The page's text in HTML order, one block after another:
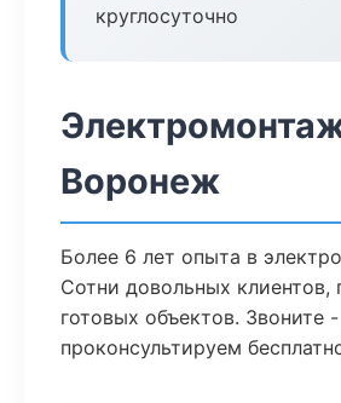
круглосуточно
Воронеж
Более 6 лет опыта в
Сотни довольных клиентов,
готовых объектов. Звоните -
проконсультируем